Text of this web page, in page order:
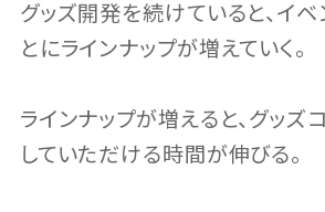
グッズ開発を続けていると、イ
とにラインナップが増えていく。
ラインナップが増えると、グッズ
していただける時間が伸びる。